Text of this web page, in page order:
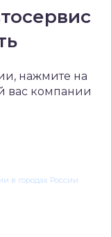
нажмите на
вас компании
в городах России